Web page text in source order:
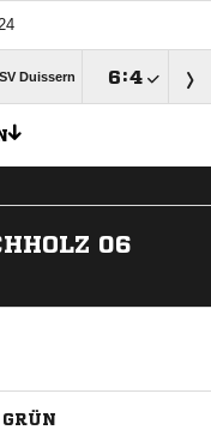
SV Duissern :
06